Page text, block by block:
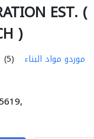
EST. (
)
(5) موردو مواد البناء